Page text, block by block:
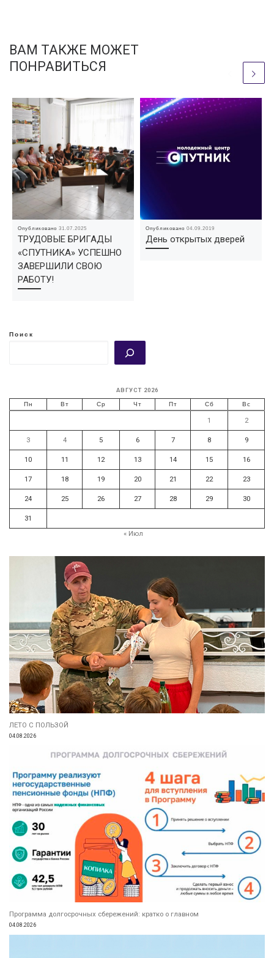
ВАМ ТАКЖЕ МОЖЕТ
ПОНРАВИТЬСЯ
Опубликовано31.07.2025
ТРУДОВЫЕ БРИГАДЫ
«СПУТНИКА» УСПЕШНО
ЗАВЕРШИЛИ СВОЮ
РАБОТУ!
Опубликовано04.09.2019
День открытых дверей
Поиск
АВГУСТ 2026
Пн Вт Ср Чт Пт Сб Вс
1 2
3 4 5 6 7 8 9
10 11 12 13 14 15 16
17 18 19 20 21 22 23
24 25 26 27 28 29 30
31
« Июл
ЛЕТО С ПОЛЬЗОЙ
04.08.2026
Программа долгосрочных сбережений: кратко о главном
04.08.2026